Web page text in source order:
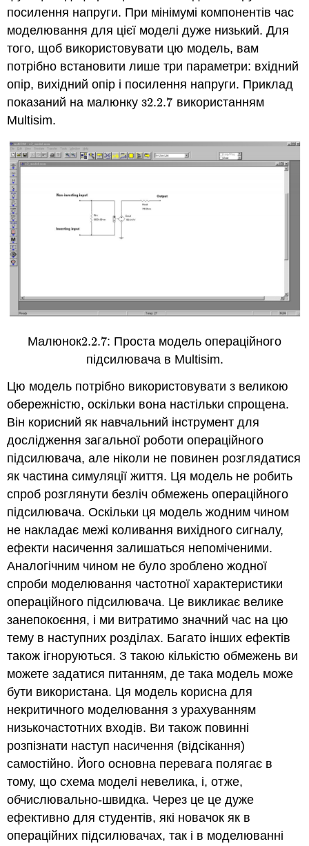
посилення напруги. При мінімумі компонентів час
моделювання для цієї моделі дуже низький. Для
того, щоб використовувати цю модель, вам
потрібно встановити лише три параметри: вхідний
опір, вихідний опір і посилення напруги. Приклад
показаний на малюнку з2.2.7
2.2.7 використанням
Multisim.
Малюнок2.2.7
2.2.7: Проста модель операційного
підсилювача в Multisim.
Цю модель потрібно використовувати з великою
обережністю, оскільки вона настільки спрощена.
Він корисний як навчальний інструмент для
дослідження загальної роботи операційного
підсилювача, але ніколи не повинен розглядатися
як частина симуляції життя. Ця модель не робить
спроб розглянути безліч обмежень операційного
підсилювача. Оскільки ця модель жодним чином
не накладає межі коливання вихідного сигналу,
ефекти насичення залишаться непоміченими.
Аналогічним чином не було зроблено жодної
спроби моделювання частотної характеристики
операційного підсилювача. Це викликає велике
занепокоєння, і ми витратимо значний час на цю
тему в наступних розділах. Багато інших ефектів
також ігноруються. З такою кількістю обмежень ви
можете задатися питанням, де така модель може
бути використана. Ця модель корисна для
некритичного моделювання з урахуванням
низькочастотних входів. Ви також повинні
розпізнати наступ насичення (відсікання)
самостійно. Його основна перевага полягає в
тому, що схема моделі невелика, і, отже,
обчислювально-швидка. Через це це дуже
ефективно для студентів, які новачок як в
операційних підсилювачах, так і в моделюванні